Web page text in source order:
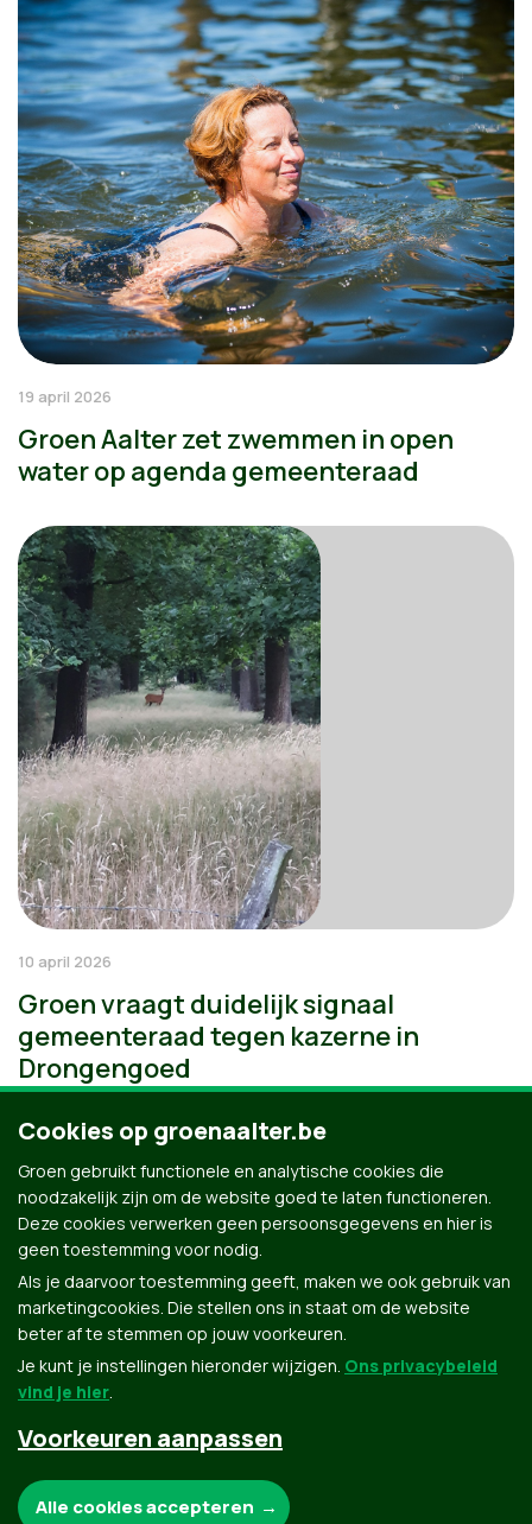
19 april 2026
Groen Aalter zet zwemmen in open
water op agenda gemeenteraad
10 april 2026
Groen vraagt duidelijk signaal
gemeenteraad tegen kazerne in
Drongengoed
Groen.be
Cookies op groenaalter.be
Groen gebruikt functionele en analytische cookies die
noodzakelijk zijn om de website goed te laten functioneren.
Deze cookies verwerken geen persoonsgegevens en hier is
geen toestemming voor nodig.
Als je daarvoor toestemming geeft, maken we ook gebruik van
marketingcookies. Die stellen ons in staat om de website
beter af te stemmen op jouw voorkeuren.
Je kunt je instellingen hieronder wijzigen. Ons privacybeleid
vind je hier.
Voorkeuren aanpassen
Alle cookies accepteren